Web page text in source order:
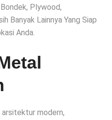
Plywood,
Banyak Lainnya Yang Siap
Anda.
arsitektur modern,